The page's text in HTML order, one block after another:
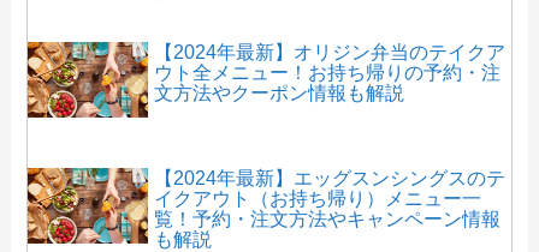
【2024年最新】オリジン弁当のテイクア
ウト全メニュー！お持ち帰りの予約・注
文方法やクーポン情報も解説
【2024年最新】エッグスンシングスのテ
イクアウト（お持ち帰り）メニュー一
覧！予約・注文方法やキャンペーン情報
も解説